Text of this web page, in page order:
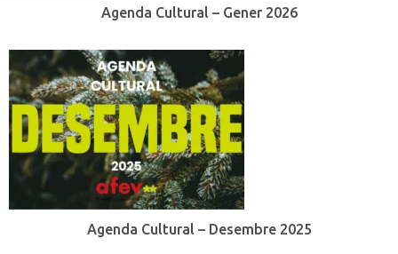
Agenda Cultural – Gener 2026
Agenda Cultural – Desembre 2025